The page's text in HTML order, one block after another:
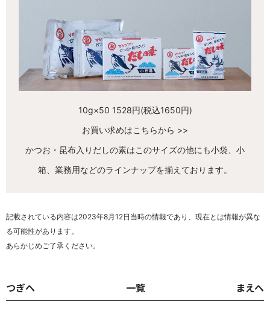
10g×50 1528円(税込1650円)
お買い求めはこちらから >>
かつお・昆布入りだしの素はこのサイズの他にも小袋、小
箱、業務用などのラインナップを揃えております。
記載されている内容は2023年8月12日当時の情報であり、現在とは情報が異な
る可能性があります。
あらかじめご了承ください。
つぎへ 一覧 まえへ